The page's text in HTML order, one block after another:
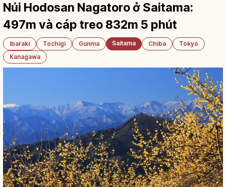
Núi Hodosan Nagatoro ở Saitama:
497m và cáp treo 832m 5 phút
Ibaraki Tochigi Gunma Saitama Chiba
Tokyo
Kanagawa